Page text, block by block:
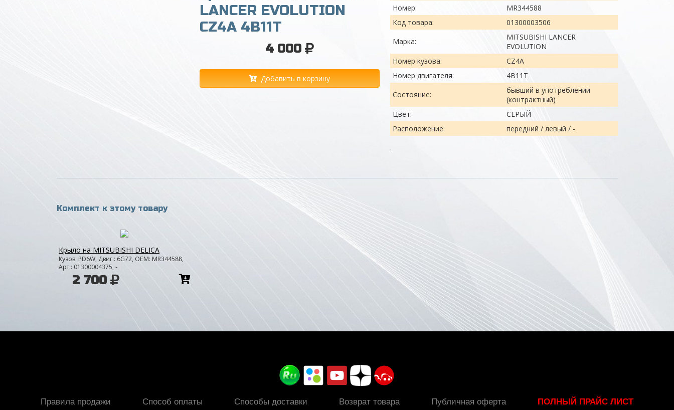
LANCER EVOLUTION
CZ4A 4B11T
4 000
Добавить в корзину
Номер:
MR344588
Код товара:
01300003506
Марка:
MITSUBISHI LANCER
EVOLUTION
Номер кузова:
CZ4A
Номер двигателя:
4B11T
Состояние:
бывший в употреблении
(контрактный)
Цвет:
СЕРЫЙ
Расположение:
передний / левый / -
.
Комплект к этому товару
Крыло на MITSUBISHI DELICA
Кузов: PD6W, Двиг.: 6G72, OEM: MR344588,
Арт.: 01300004375, -
2 700 Добавить
Правила продажи Способ оплаты Способы доставки Возврат товара Публичная оферта ПОЛНЫЙ ПРАЙС ЛИСТ